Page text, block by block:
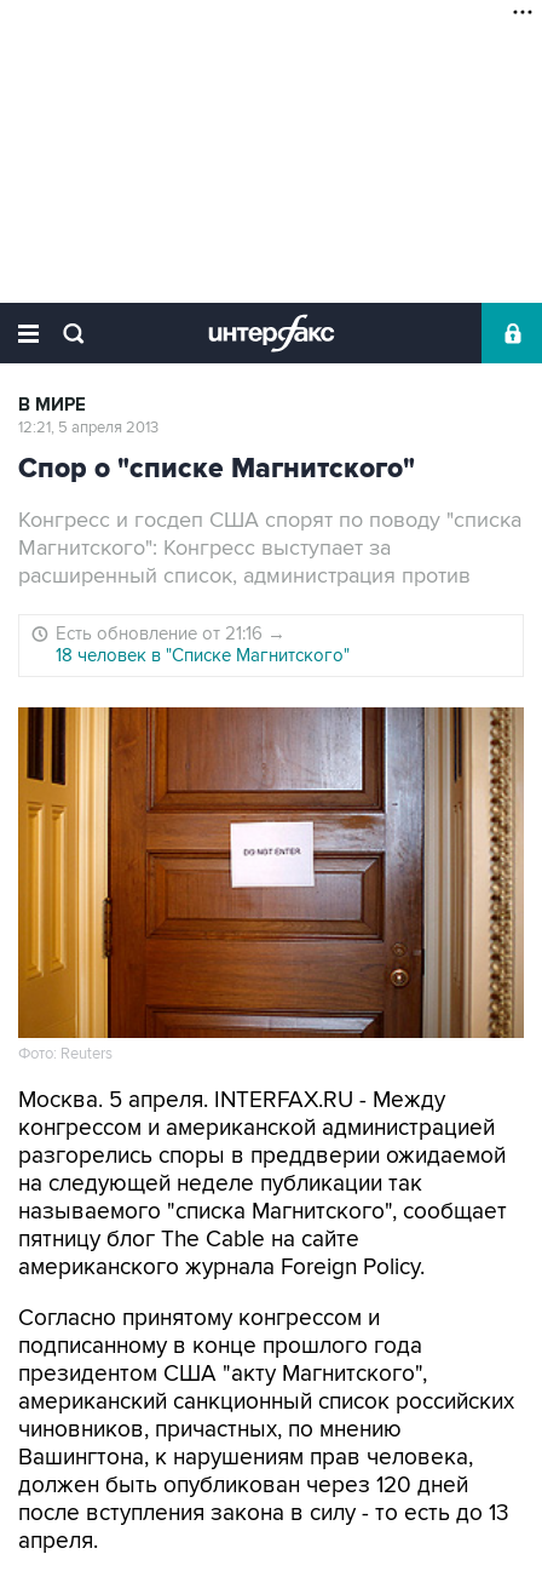
В МИРЕ
12:21, 5 апреля 2013
Спор о "списке Магнитского"
Конгресс и госдеп США спорят по поводу "списка
Магнитского": Конгресс выступает за
расширенный список, администрация против
Есть обновление от 21:16 →
18 человек в "Списке Магнитского"
Фото: Reuters
Москва. 5 апреля. INTERFAX.RU - Между
конгрессом и американской администрацией
разгорелись споры в преддверии ожидаемой
на следующей неделе публикации так
называемого "списка Магнитского", сообщает
пятницу блог The Cable на сайте
американского журнала Foreign Policy.
Согласно принятому конгрессом и
подписанному в конце прошлого года
президентом США "акту Магнитского",
американский санкционный список российских
чиновников, причастных, по мнению
Вашингтона, к нарушениям прав человека,
должен быть опубликован через 120 дней
после вступления закона в силу - то есть до 13
апреля.